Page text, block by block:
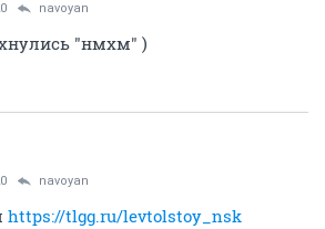
navoyan
"нмхм" )
navoyan
https://tlgg.ru/levtolstoy_nsk